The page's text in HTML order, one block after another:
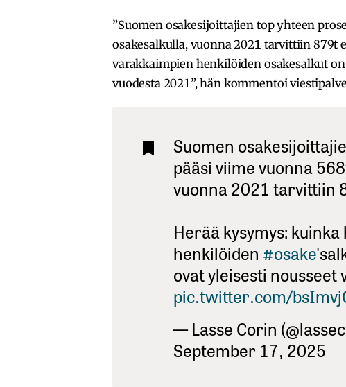
”Suomen osakesijoittajien top yhteen
osakesalkulla, vuonna 2021 tarvittiin 879t
varakkaimpien henkilöiden osakesalkut
vuodesta 2021”, hän kommentoi
Suomen
pääsi viime vuonna
vuonna 2021 tarvittiin
Herää kysymys:
henkilöiden #osake
ovat yleisesti nousseet
pic.twitter.com/
— Lasse Corin
September 17, 2025